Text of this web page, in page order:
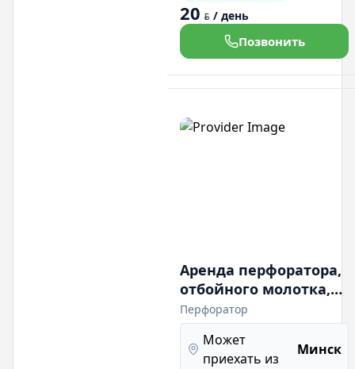
20 BYN / день
Позвонить
Аренда перфоратора,
отбойного молотка,
бетонолома от 2 Дж
до 75 Дж разные
модели.
Перфоратор
Может
приехать из
Минск